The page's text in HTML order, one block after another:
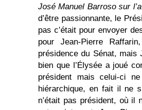
José Manuel Barroso sur
d’être passionnante, le
pas c’était pour envoyer
pour Jean-Pierre
présidence du Sénat, mais
bien que l’Élysée a joué
président mais celui-ci
hiérarchique, en fait il ne
n’était pas président, où il